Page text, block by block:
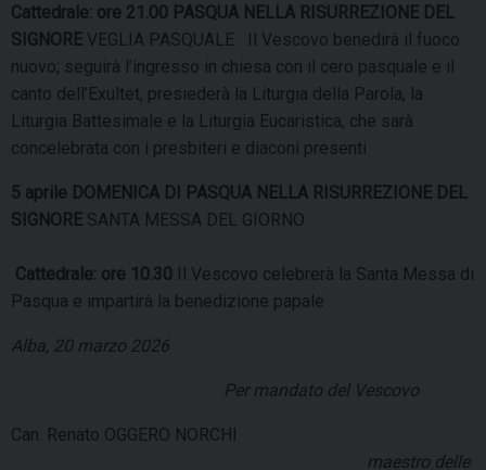
Cattedrale: ore 21.00 PASQUA NELLA RISURREZIONE DEL
SIGNORE VEGLIA PASQUALE Il Vescovo benedirà il fuoco
nuovo; seguirà l’ingresso in chiesa con il cero pasquale e il
canto dell’Exultet, presiederà la Liturgia della Parola, la
Liturgia Battesimale e la Liturgia Eucaristica, che sarà
concelebrata con i presbiteri e diaconi presenti
5 aprile DOMENICA DI PASQUA NELLA RISURREZIONE DEL
SIGNORE SANTA MESSA DEL GIORNO
Cattedrale: ore 10.30 Il Vescovo celebrerà la Santa Messa di
Pasqua e impartirà la benedizione papale
Alba, 20 marzo 2026
Per mandato del Vescovo
Can. Renato OGGERO NORCHI
maestro delle